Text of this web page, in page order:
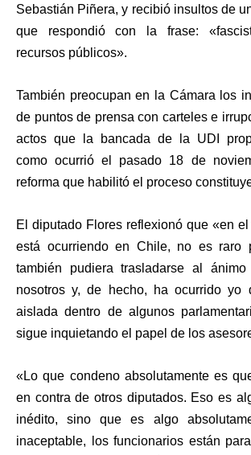
Sebastián Piñera, y recibió insultos de
que respondió con la frase:
recursos públicos».
También preocupan en la Cámara los
de puntos de prensa con carteles e
actos que la bancada de la UDI
como ocurrió el pasado 18 de
reforma que habilitó el proceso
El diputado Flores reflexionó que «en el
está ocurriendo en Chile, no es raro
también pudiera trasladarse al
nosotros y, de hecho, ha ocurrido yo
aislada dentro de algunos
sigue inquietando el papel de los
«Lo que condeno absolutamente es
en contra de otros diputados. Eso es
inédito, sino que es algo
inaceptable, los funcionarios están